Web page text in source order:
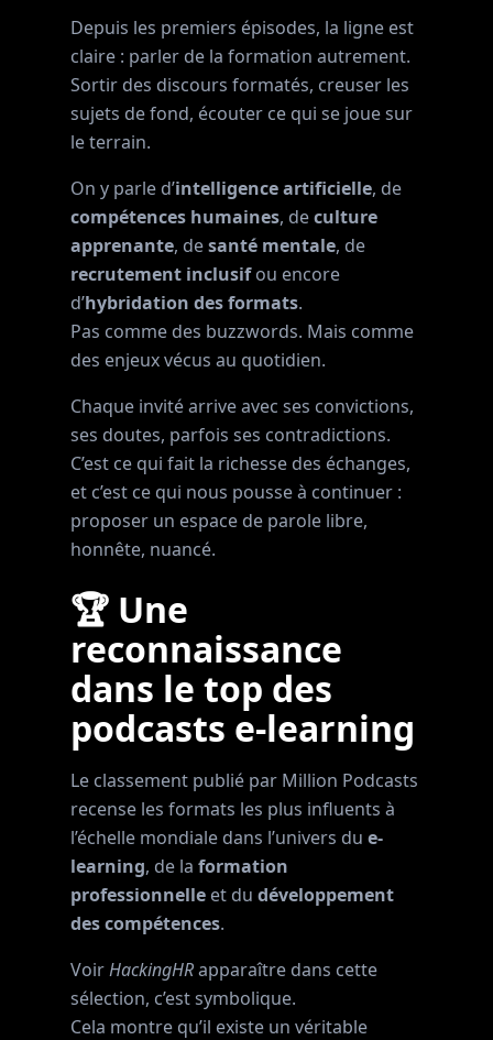
Depuis les premiers épisodes, la ligne est
claire : parler de la formation autrement.
Sortir des discours formatés, creuser les
sujets de fond, écouter ce qui se joue sur
le terrain.
On y parle d’intelligence artificielle, de
compétences humaines, deculture
apprenante, desanté mentale, de
recrutement inclusifou encore
d’hybridation des formats.
Pas comme des buzzwords. Mais comme
des enjeux vécus au quotidien.
Chaque invité arrive avec ses convictions,
ses doutes, parfois ses contradictions.
C’est ce qui fait la richesse des échanges,
et c’est ce qui nous pousse à continuer :
proposer un espace de parole libre,
honnête, nuancé.
🏆 Une
reconnaissance
dans le top des
podcasts e-learning
Le classement publié par Million Podcasts
recense les formats les plus influents à
l’échelle mondiale dans l’univers du e-
learning, de la formation
professionnelle et du développement
des compétences.
VoirHackingHRapparaître dans cette
sélection, c’est symbolique.
Cela montre qu’il existe un véritable